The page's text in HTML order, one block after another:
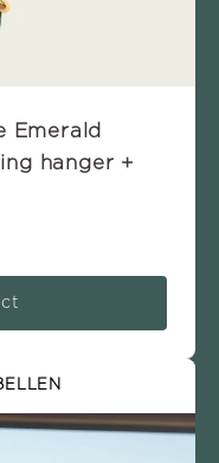
Emerald
hanger +